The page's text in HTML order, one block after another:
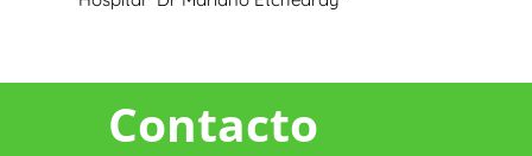
Contacto